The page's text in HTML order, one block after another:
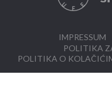
IMPRESSUM
POLITIKA
POLITIKA O